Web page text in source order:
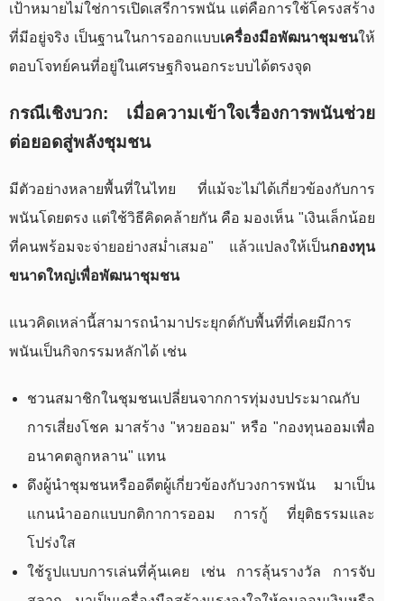
เป้าหมายไม่ใช่การเปิดเสรีการพนัน แต่คือการใช้โครงสร้าง
ที่มีอยู่จริง เป็นฐานในการออกแบบเครื่องมือพัฒนาชุมชนให้
ตอบโจทย์คนที่อยู่ในเศรษฐกิจนอกระบบได้ตรงจุด
กรณีเชิงบวก: เมื่อความเข้าใจเรื่องการพนันช่วย
ต่อยอดสู่พลังชุมชน
มีตัวอย่างหลายพื้นที่ในไทย ที่แม้จะไม่ได้เกี่ยวข้องกับการ
พนันโดยตรง แต่ใช้วิธีคิดคล้ายกัน คือ มองเห็น "เงินเล็กน้อย
ที่คนพร้อมจะจ่ายอย่างสม่ำเสมอ" แล้วแปลงให้เป็นกองทุน
ขนาดใหญ่เพื่อพัฒนาชุมชน
แนวคิดเหล่านี้สามารถนำมาประยุกต์กับพื้นที่ที่เคยมีการ
พนันเป็นกิจกรรมหลักได้ เช่น
ชวนสมาชิกในชุมชนเปลี่ยนจากการทุ่มงบประมาณกับ
การเสี่ยงโชค มาสร้าง "หวยออม" หรือ "กองทุนออมเพื่อ
อนาคตลูกหลาน" แทน
ดึงผู้นำชุมชนหรืออดีตผู้เกี่ยวข้องกับวงการพนัน มาเป็น
แกนนำออกแบบกติกาการออม การกู้ ที่ยุติธรรมและ
โปร่งใส
ใช้รูปแบบการเล่นที่คุ้นเคย เช่น การลุ้นรางวัล การจับ